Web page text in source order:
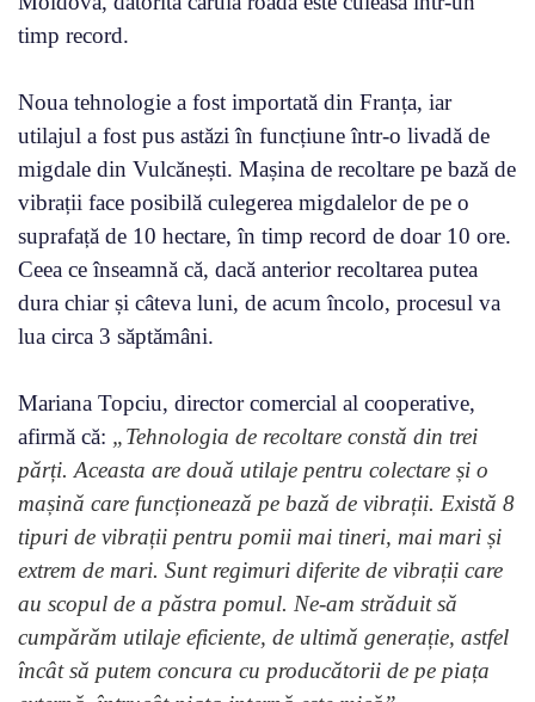
timp record.
Noua tehnologie a fost importată din Franța, iar
utilajul a fost pus astăzi în funcțiune într-o livadă de
migdale din Vulcănești. Mașina de recoltare pe bază de
vibrații face posibilă culegerea migdalelor de pe o
suprafață de 10 hectare, în timp record de doar 10 ore.
Ceea ce înseamnă că, dacă anterior recoltarea putea
dura chiar și câteva luni, de acum încolo, procesul va
lua circa 3 săptămâni.
Mariana Topciu, director comercial al cooperative,
afirmă că: „Tehnologia de recoltare constă din trei
părți. Aceasta are două utilaje pentru colectare și o
mașină care funcționează pe bază de vibrații. Există 8
tipuri de vibrații pentru pomii mai tineri, mai mari și
extrem de mari. Sunt regimuri diferite de vibrații care
au scopul de a păstra pomul. Ne-am străduit să
cumpărăm utilaje eficiente, de ultimă generație, astfel
încât să putem concura cu producătorii de pe piața